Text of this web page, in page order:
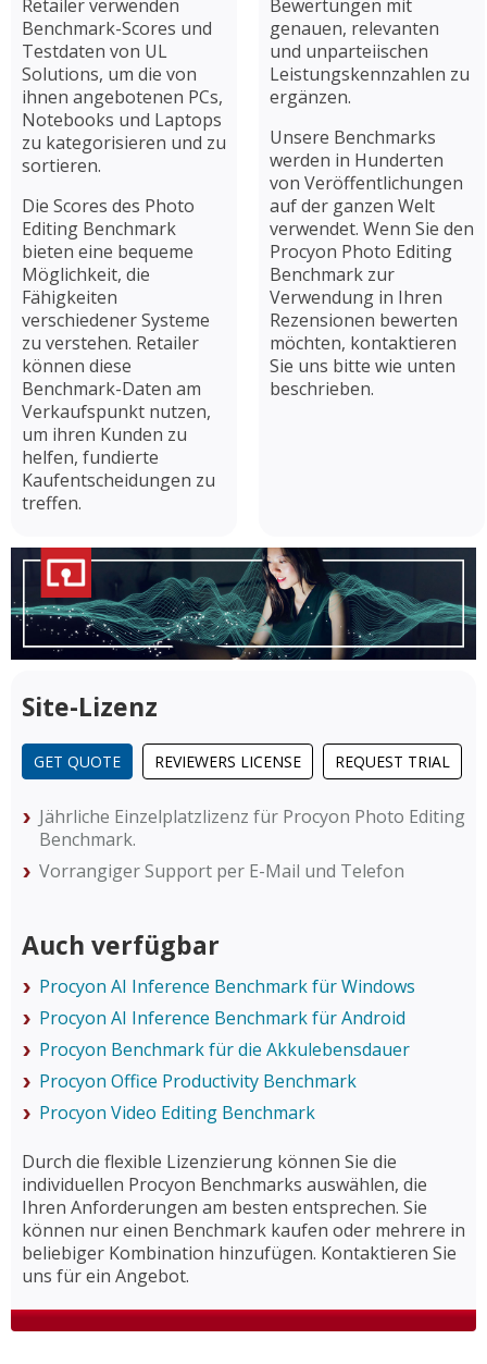
Retailer verwenden
Benchmark-Scores und
Testdaten von UL
Solutions, um die von
ihnen angebotenen PCs,
Notebooks und Laptops
zu kategorisieren und zu
sortieren.
Die Scores des Photo
Editing Benchmark
bieten eine bequeme
Möglichkeit, die
Fähigkeiten
verschiedener Systeme
zu verstehen. Retailer
können diese
Benchmark-Daten am
Verkaufspunkt nutzen,
um ihren Kunden zu
helfen, fundierte
Kaufentscheidungen zu
treffen.
Bewertungen mit
genauen, relevanten
und unparteiischen
Leistungskennzahlen zu
ergänzen.
Unsere Benchmarks
werden in Hunderten
von Veröffentlichungen
auf der ganzen Welt
verwendet. Wenn Sie den
Procyon Photo Editing
Benchmark zur
Verwendung in Ihren
Rezensionen bewerten
möchten, kontaktieren
Sie uns bitte wie unten
beschrieben.
Site-Lizenz
GET QUOTE REVIEWERS LICENSE REQUEST TRIAL
Jährliche Einzelplatzlizenz für Procyon Photo Editing
Benchmark.
Vorrangiger Support per E-Mail und Telefon
Auch verfügbar
Procyon AI Inference Benchmark für Windows
Procyon AI Inference Benchmark für Android
Procyon Benchmark für die Akkulebensdauer
Procyon Office Productivity Benchmark
Procyon Video Editing Benchmark
Durch die flexible Lizenzierung können Sie die
individuellen Procyon Benchmarks auswählen, die
Ihren Anforderungen am besten entsprechen. Sie
können nur einen Benchmark kaufen oder mehrere in
beliebiger Kombination hinzufügen. Kontaktieren Sie
uns für ein Angebot.